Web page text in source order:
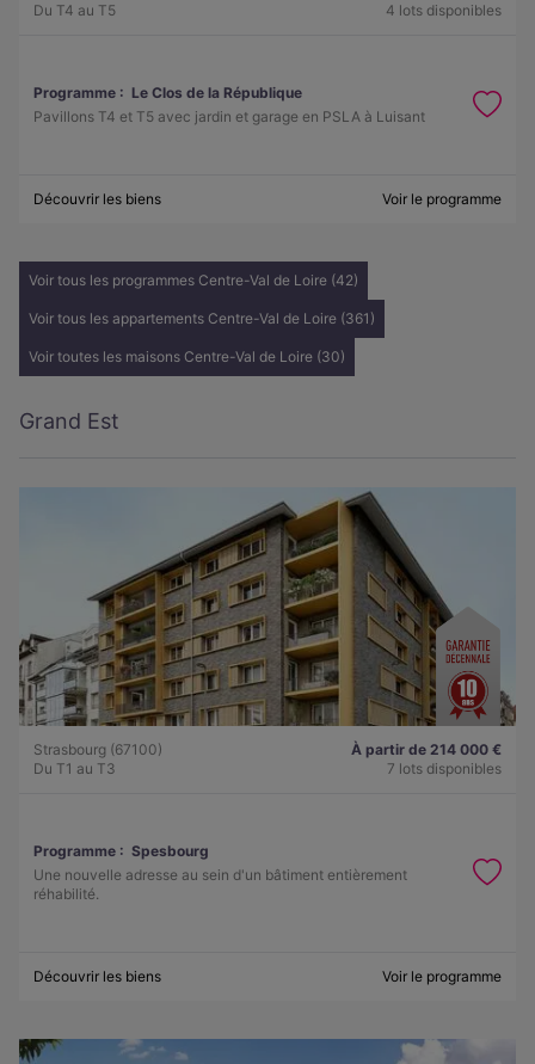
Du T4 au T5
4 lots disponibles
Programme : Le Clos de la République
Pavillons T4 et T5 avec jardin et garage en PSLA à Luisant
Découvrir les biens Voir le programme
Voir tous les programmes Centre-Val de Loire (42)
Voir tous les appartements Centre-Val de Loire (361)
Voir toutes les maisons Centre-Val de Loire (30)
Grand Est
Strasbourg (67100)
Du T1 au T3
À partir de 214 000 €
7 lots disponibles
Programme : Spesbourg
Une nouvelle adresse au sein d'un bâtiment entièrement
réhabilité.
Découvrir les biens Voir le programme